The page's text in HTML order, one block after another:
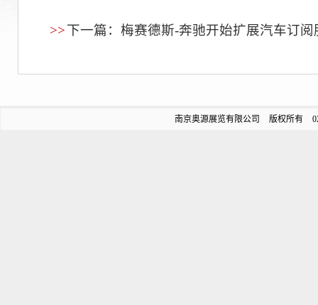
>>下一篇：梅赛德斯-奔驰开始扩展汽车订阅
南京奥源展览有限公司 版权所有